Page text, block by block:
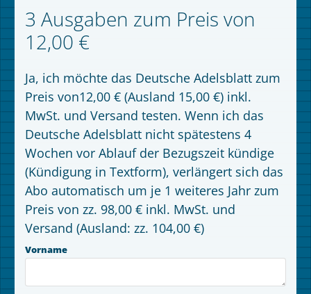
Autoren
Kontakt
3 Ausgaben zum Preis von
12,00 €
Ja, ich möchte das Deutsche Adelsblatt zum
Preis von12,00 € (Ausland 15,00 €) inkl.
MwSt. und Versand testen. Wenn ich das
Deutsche Adelsblatt nicht spätestens 4
Wochen vor Ablauf der Bezugszeit kündige
(Kündigung in Textform), verlängert sich das
Abo automatisch um je 1 weiteres Jahr zum
Preis von zz. 98,00 € inkl. MwSt. und
Versand (Ausland: zz. 104,00 €)
Vorname